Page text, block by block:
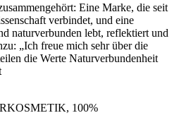
Eine Marke, die seit
verbindet, und eine
naturverbunden lebt, reflektiert und
„Ich freue mich sehr über die
die Werte Naturverbundenheit
100%